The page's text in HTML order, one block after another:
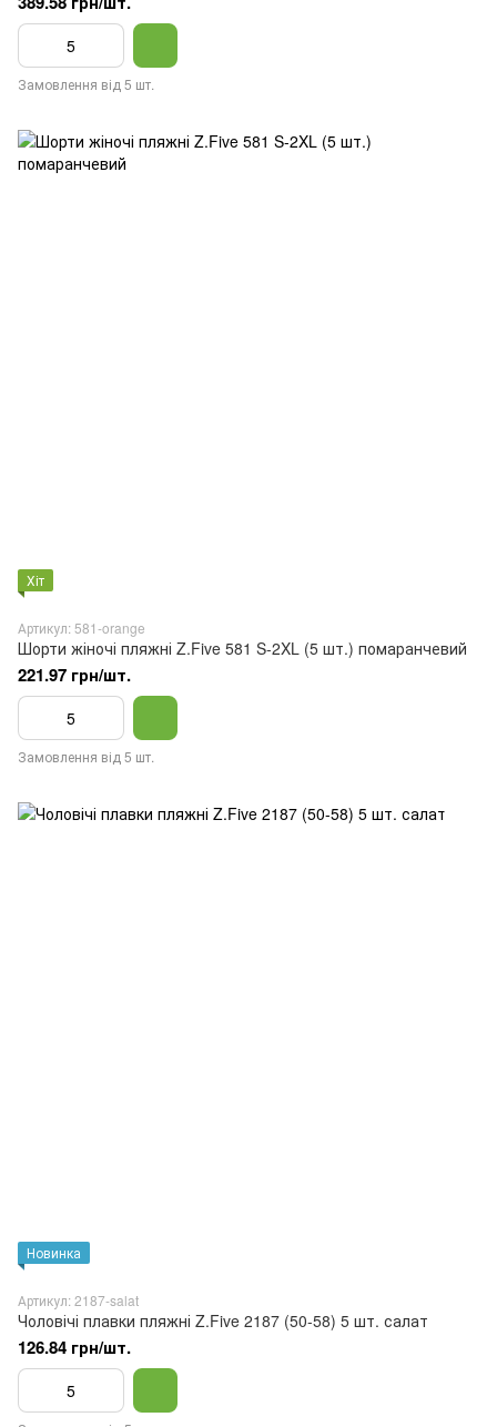
Замовлення від 5 шт.
Хіт
Артикул: 581-orange
Шорти жіночі пляжні Z.Five 581 S-2XL (5 шт.) помаранчевий
221.97 грн/шт.
Замовлення від 5 шт.
Новинка
Артикул: 2187-salat
Чоловічі плавки пляжні Z.Five 2187 (50-58) 5 шт. салат
126.84 грн/шт.